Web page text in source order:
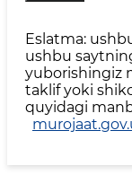
Eslatma:
ushbu
yuborishingiz
taklif yoki
quyidagi